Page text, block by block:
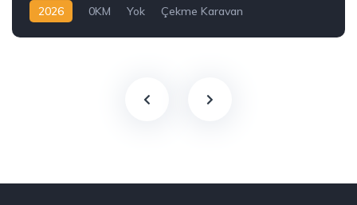
2026 0KM Yok
Çekme Karavan